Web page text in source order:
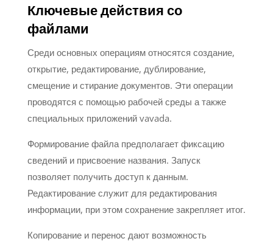
Ключевые действия со
файлами
Среди основных операциям относятся создание,
открытие, редактирование, дублирование,
смещение и стирание документов. Эти операции
проводятся с помощью рабочей среды а также
специальных приложений vavada.
Формирование файла предполагает фиксацию
сведений и присвоение названия. Запуск
позволяет получить доступ к данным.
Редактирование служит для редактирования
информации, при этом сохранение закрепляет итог.
Копирование и перенос дают возможность